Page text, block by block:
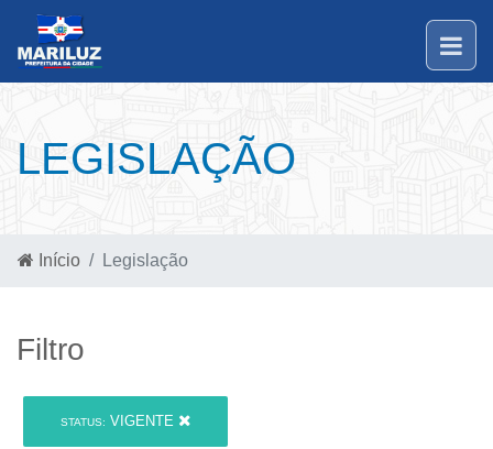
LEGISLAÇÃO
Início Legislação
Filtro
STATUS: VIGENTE